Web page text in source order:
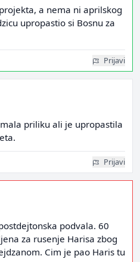
a nema ni aprilskog
upropastio si Bosnu za
Prijavi
priliku ali je upropastila
Prijavi
podvala. 60
za rusenje Harisa zbog
Cim je pao Haris tu